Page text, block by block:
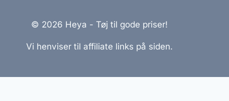
© 2026 Heya - Tøj til gode priser!
Vi henviser til affiliate links på siden.